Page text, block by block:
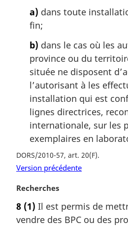
a) dans toute
fin;
b) dans le cas où les
province ou du
située ne disposent
l’autorisant à les
installation qui est
lignes directrices,
internationale, sur les
exemplaires en
DORS/2010-57, art. 20(F)
Version précédente
N
t
e
Recherches
8 (1) Il est permis de
vendre des BPC ou des